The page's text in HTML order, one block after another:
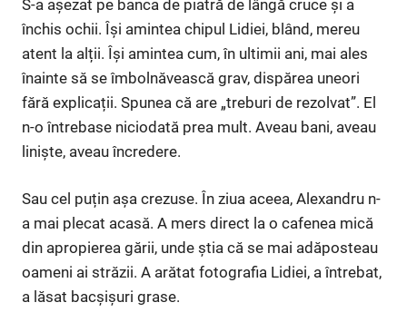
S-a așezat pe banca de piatră de lângă cruce și a
închis ochii. Își amintea chipul Lidiei, blând, mereu
atent la alții. Își amintea cum, în ultimii ani, mai ales
înainte să se îmbolnăvească grav, dispărea uneori
fără explicații. Spunea că are „treburi de rezolvat”. El
n-o întrebase niciodată prea mult. Aveau bani, aveau
liniște, aveau încredere.
Sau cel puțin așa crezuse. În ziua aceea, Alexandru n-
a mai plecat acasă. A mers direct la o cafenea mică
din apropierea gării, unde știa că se mai adăposteau
oameni ai străzii. A arătat fotografia Lidiei, a întrebat,
a lăsat bacșișuri grase.